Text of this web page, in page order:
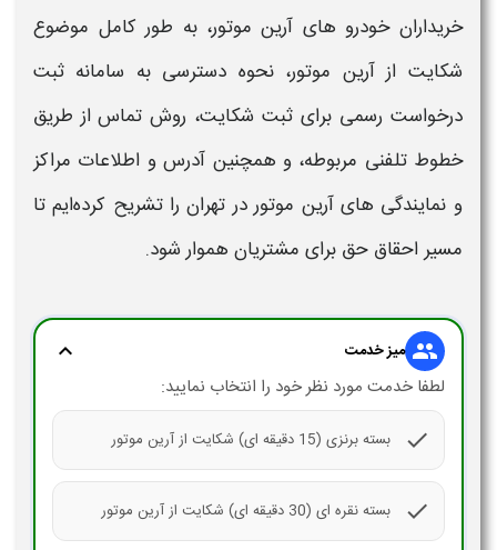
خریداران خودرو های آرین موتور، به طور کامل موضوع
شکایت از آرین موتور، نحوه دسترسی به سامانه ثبت
درخواست رسمی برای ثبت شکایت، روش تماس از طریق
خطوط تلفنی مربوطه، و همچنین آدرس و اطلاعات مراکز
و نمایندگی‌ های آرین موتوردر تهران را تشریح کرده‌ایم تا
مسیر احقاق حق برای مشتریان هموار شود.
group میز خدمت expand_more
لطفا خدمت مورد نظر خود را انتخاب نمایید:
check بسته برنزی (15 دقیقه ای) شکایت از آرین موتور
check بسته نقره ای (30 دقیقه ای) شکایت از آرین موتور